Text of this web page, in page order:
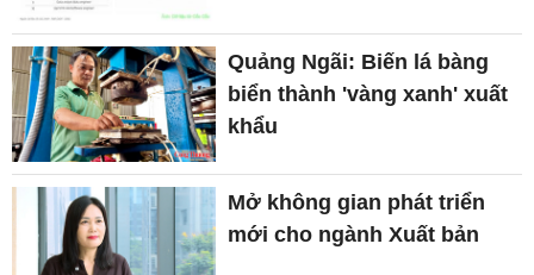
Quảng Ngãi: Biến lá bàng
biển thành 'vàng xanh' xuất
khẩu
Mở không gian phát triển
mới cho ngành Xuất bản